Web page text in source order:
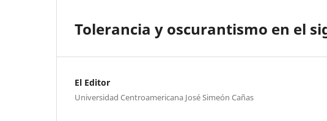
Tolerancia y oscurantismo en el
El Editor
Universidad Centroamericana José Simeón Cañas